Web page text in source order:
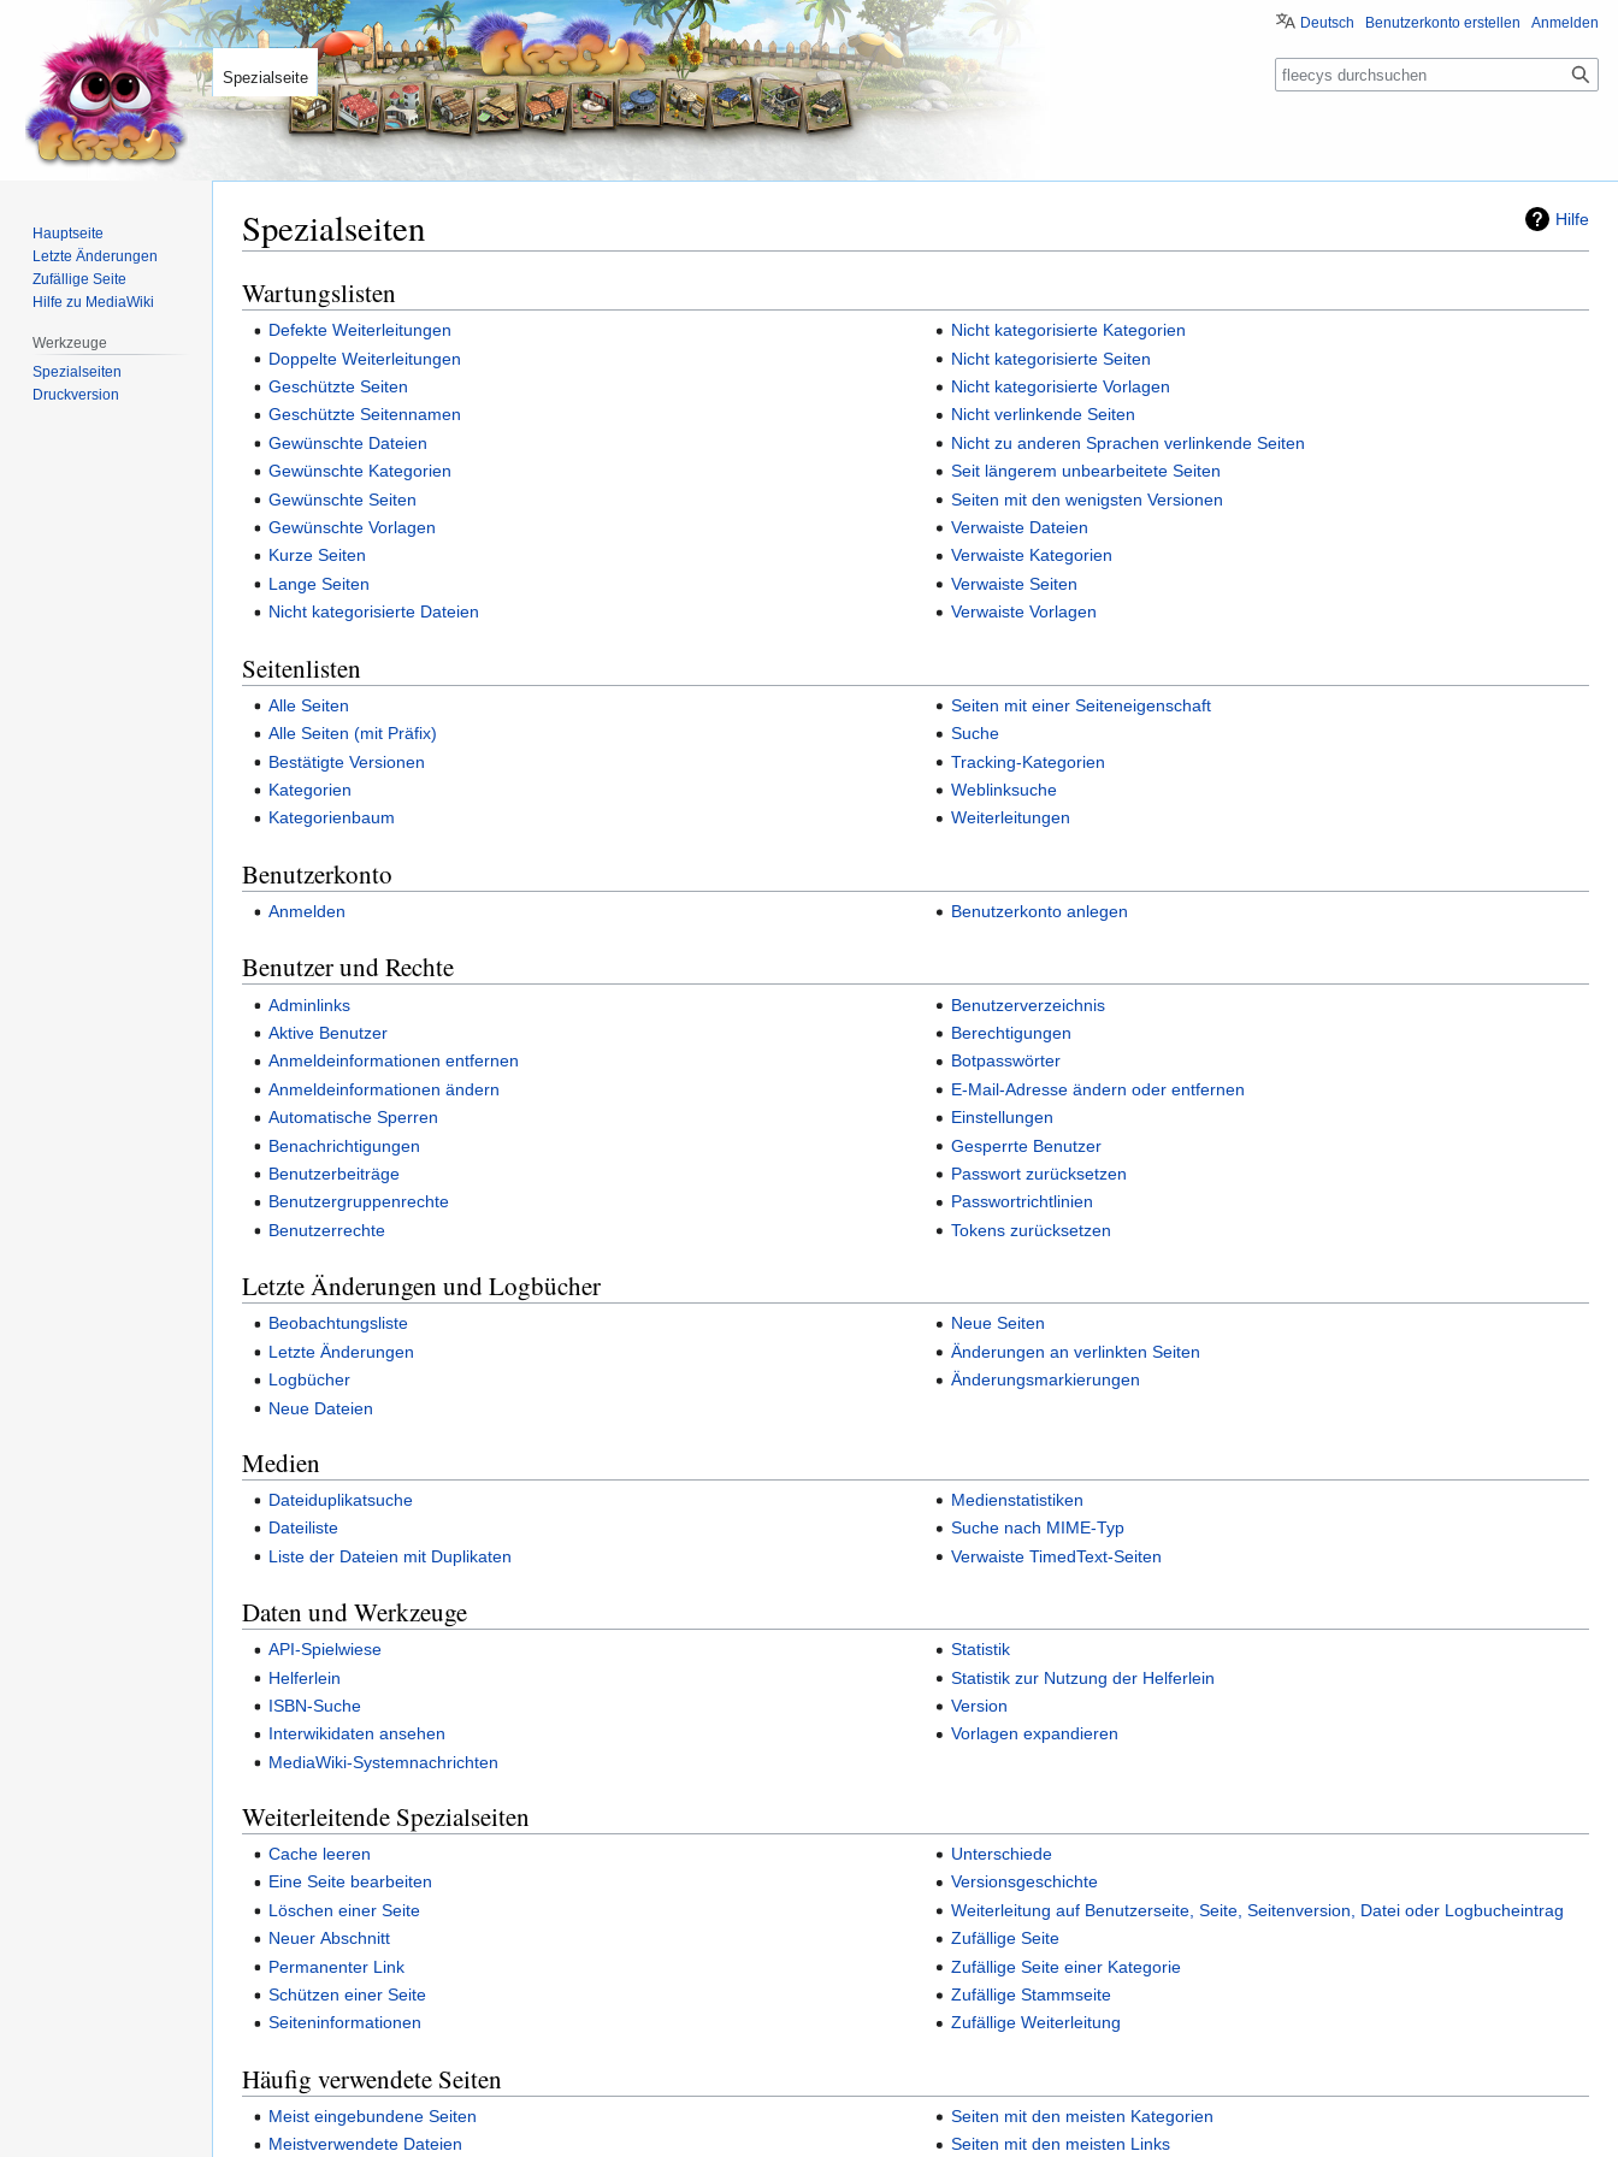
Hilfe
Spezialseiten
Zur
Navigation
springen
Zur
Suche
springen
Wartungslisten
Defekte Weiterleitungen
Doppelte Weiterleitungen
Geschützte Seiten
Geschützte Seitennamen
Gewünschte Dateien
Gewünschte Kategorien
Gewünschte Seiten
Gewünschte Vorlagen
Kurze Seiten
Lange Seiten
Nicht kategorisierte Dateien
Nicht kategorisierte Kategorien
Nicht kategorisierte Seiten
Nicht kategorisierte Vorlagen
Nicht verlinkende Seiten
Nicht zu anderen Sprachen verlinkende Seiten
Seit längerem unbearbeitete Seiten
Seiten mit den wenigsten Versionen
Verwaiste Dateien
Verwaiste Kategorien
Verwaiste Seiten
Verwaiste Vorlagen
Seitenlisten
Alle Seiten
Alle Seiten (mit Präfix)
Bestätigte Versionen
Kategorien
Kategorienbaum
Seiten mit einer Seiteneigenschaft
Suche
Tracking-Kategorien
Weblinksuche
Weiterleitungen
Benutzerkonto
Anmelden Benutzerkonto anlegen
Benutzer und Rechte
Adminlinks
Aktive Benutzer
Anmeldeinformationen entfernen
Anmeldeinformationen ändern
Automatische Sperren
Benachrichtigungen
Benutzerbeiträge
Benutzergruppenrechte
Benutzerrechte
Benutzerverzeichnis
Berechtigungen
Botpasswörter
E-Mail-Adresse ändern oder entfernen
Einstellungen
Gesperrte Benutzer
Passwort zurücksetzen
Passwortrichtlinien
Tokens zurücksetzen
Letzte Änderungen und Logbücher
Beobachtungsliste
Letzte Änderungen
Logbücher
Neue Dateien
Neue Seiten
Änderungen an verlinkten Seiten
Änderungsmarkierungen
Medien
Dateiduplikatsuche
Dateiliste
Liste der Dateien mit Duplikaten
Medienstatistiken
Suche nach MIME-Typ
Verwaiste TimedText-Seiten
Daten und Werkzeuge
API-Spielwiese
Helferlein
ISBN-Suche
Interwikidaten ansehen
MediaWiki-Systemnachrichten
Statistik
Statistik zur Nutzung der Helferlein
Version
Vorlagen expandieren
Weiterleitende Spezialseiten
Cache leeren
Eine Seite bearbeiten
Löschen einer Seite
Neuer Abschnitt
Permanenter Link
Schützen einer Seite
Seiteninformationen
Unterschiede
Versionsgeschichte
Weiterleitung auf Benutzerseite, Seite, Seitenversion, Datei oder Logbucheintrag
Zufällige Seite
Zufällige Seite einer Kategorie
Zufällige Stammseite
Zufällige Weiterleitung
Häufig verwendete Seiten
Meist eingebundene Seiten
Meistverwendete Dateien
Seiten mit den meisten Kategorien
Seiten mit den meisten Links
Deutsch Benutzerkonto erstellen Anmelden
Spezialseite Suche
Hauptseite
Letzte Änderungen
Zufällige Seite
Hilfe zu MediaWiki
Werkzeuge
Spezialseiten
Druckversion